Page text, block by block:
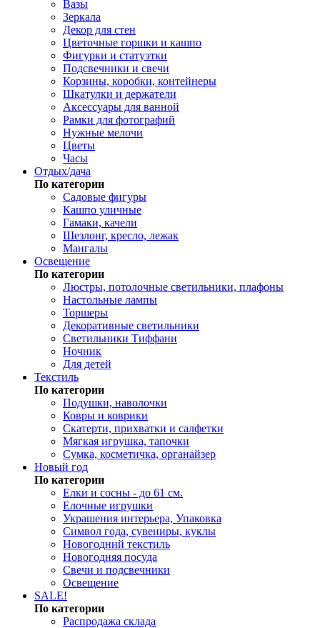
Вазы
Зеркала
Декор для стен
Цветочные горшки и кашпо
Фигурки и статуэтки
Подсвечники и свечи
Корзины, коробки, контейнеры
Шкатулки и держатели
Аксессуары для ванной
Рамки для фотографий
Нужные мелочи
Цветы
Часы
Отдых/дача
По категории
Садовые фигуры
Кашпо уличные
Гамаки, качели
Шезлонг, кресло, лежак
Мангалы
Освещение
По категории
Люстры, потолочные светильники, плафоны
Настольные лампы
Торшеры
Декоративные светильники
Светильники Тиффани
Ночник
Для детей
Текстиль
По категории
Подушки, наволочки
Ковры и коврики
Скатерти, прихватки и салфетки
Мягкая игрушка, тапочки
Сумка, косметичка, органайзер
Новый год
По категории
Елки и сосны - до 61 см.
Елочные игрушки
Украшения интерьера, Упаковка
Символ года, сувениры, куклы
Новогодний текстиль
Новогодняя посуда
Свечи и подсвечники
Освещение
SALE!
По категории
Распродажа склада